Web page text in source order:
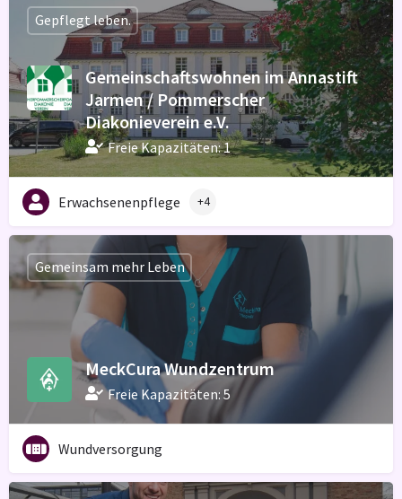
Gemeinschaftswohnen im Annastift
Jarmen / Pommerscher
Diakonieverein e.V.
Freie Kapazitäten: 1
Gepflegt leben.
Erwachsenenpflege +4
MeckCura Wundzentrum
Freie Kapazitäten: 5
Gemeinsam mehr Leben
Wundversorgung